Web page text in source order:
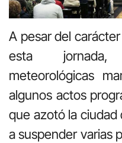
A pesar del
esta jornada,
meteorológicas
algunos actos
que azotó la ciudad
a suspender varias